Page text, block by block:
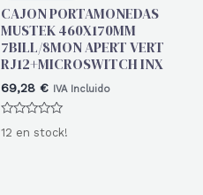
CAJON PORTAMONEDAS
MUSTEK 460X170MM
7BILL/8MON APERT VERT
RJ12+MICROSWITCH INX
69,28 € IVA Incluido
con
12 en stock!